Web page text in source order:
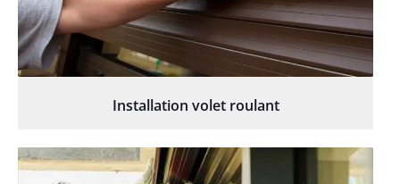
Installation volet roulant